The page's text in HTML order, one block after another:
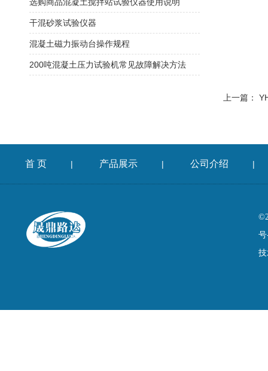
上一篇：
干混砂浆试验仪器
混凝土磁力振动台操作规程
200吨混凝土压力试验机常见故障解决方法
首 页 | 产品展示 | 公司介绍 |
号